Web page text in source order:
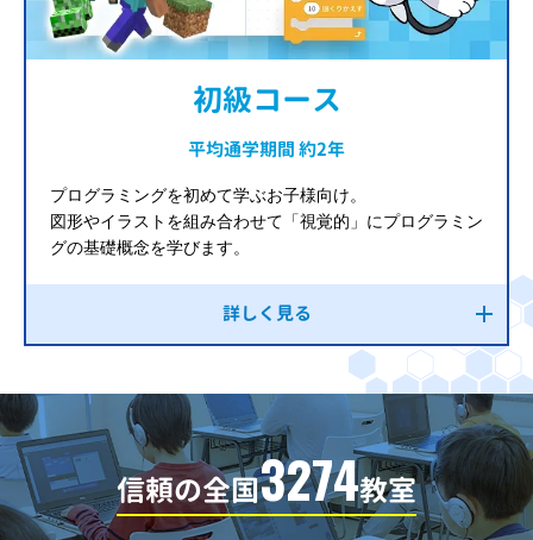
初級コース
平均通学期間 約2年
プログラミングを初めて学ぶお子様向け。
図形やイラストを組み合わせて「視覚的」にプログラミン
グの基礎概念を学びます。
詳しく見る
信頼の全国3274教室